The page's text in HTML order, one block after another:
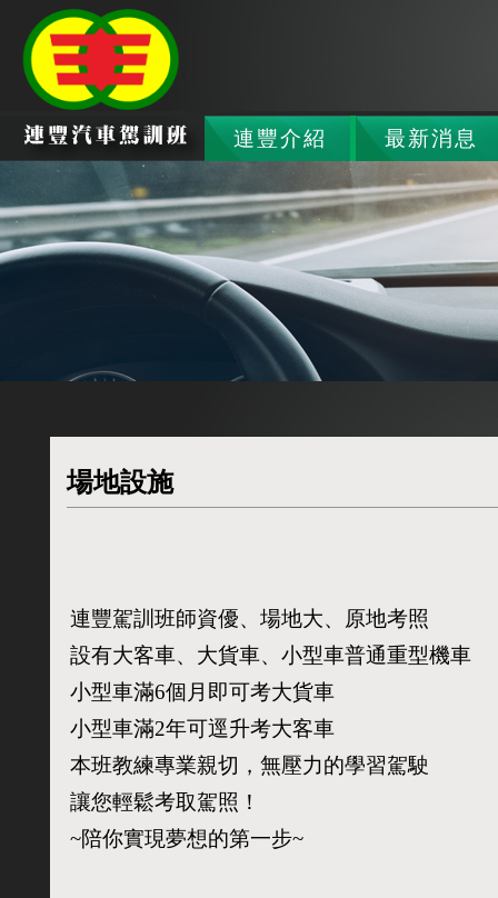
連豐介紹 最新消息
場地設施
連豐駕訓班師資優、場地大、原地考照
設有大客車、大貨車、小型車普通重型機車
小型車滿6個月即可考大貨車
小型車滿2年可逕升考大客車
本班教練專業親切，無壓力的學習駕駛
讓您輕鬆考取駕照！
~陪你實現夢想的第一步~